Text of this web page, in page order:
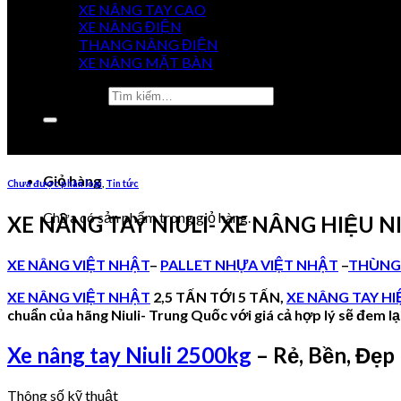
TỐT NHẤT
0915 851 488
Giỏ hàng
Chưa có sản phẩm trong giỏ hàng.
XE NÂNG TAY CAO
XE NÂNG ĐIỆN
THANG NÂNG ĐIỆN
XE NÂNG MẶT BÀN
Chưa được phân loại Tin tức
XE NÂNG TAY NIULI- XE NÂNG HIỆU
XE NÂNG VIỆT NHẬT– PALLET NHỰA VIỆT NHẬT –
XE NÂNG VIỆT NHẬT 2,5 TẤN TỚI 5 TẤN, XE NÂNG TAY
chuẩn của hãng Niuli- Trung Quốc với giá cả hợp lý sẽ đem
Xe nâng tay Niuli 2500kg – Rẻ, Bền, Đẹp
Thông số kỹ thuật